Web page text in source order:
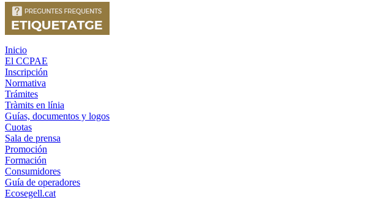
Inicio
El CCPAE
Inscripción
Normativa
Trámites
Tràmits en línia
Guías, documentos y logos
Cuotas
Sala de prensa
Promoción
Formación
Consumidores
Guía de operadores
Ecosegell.cat